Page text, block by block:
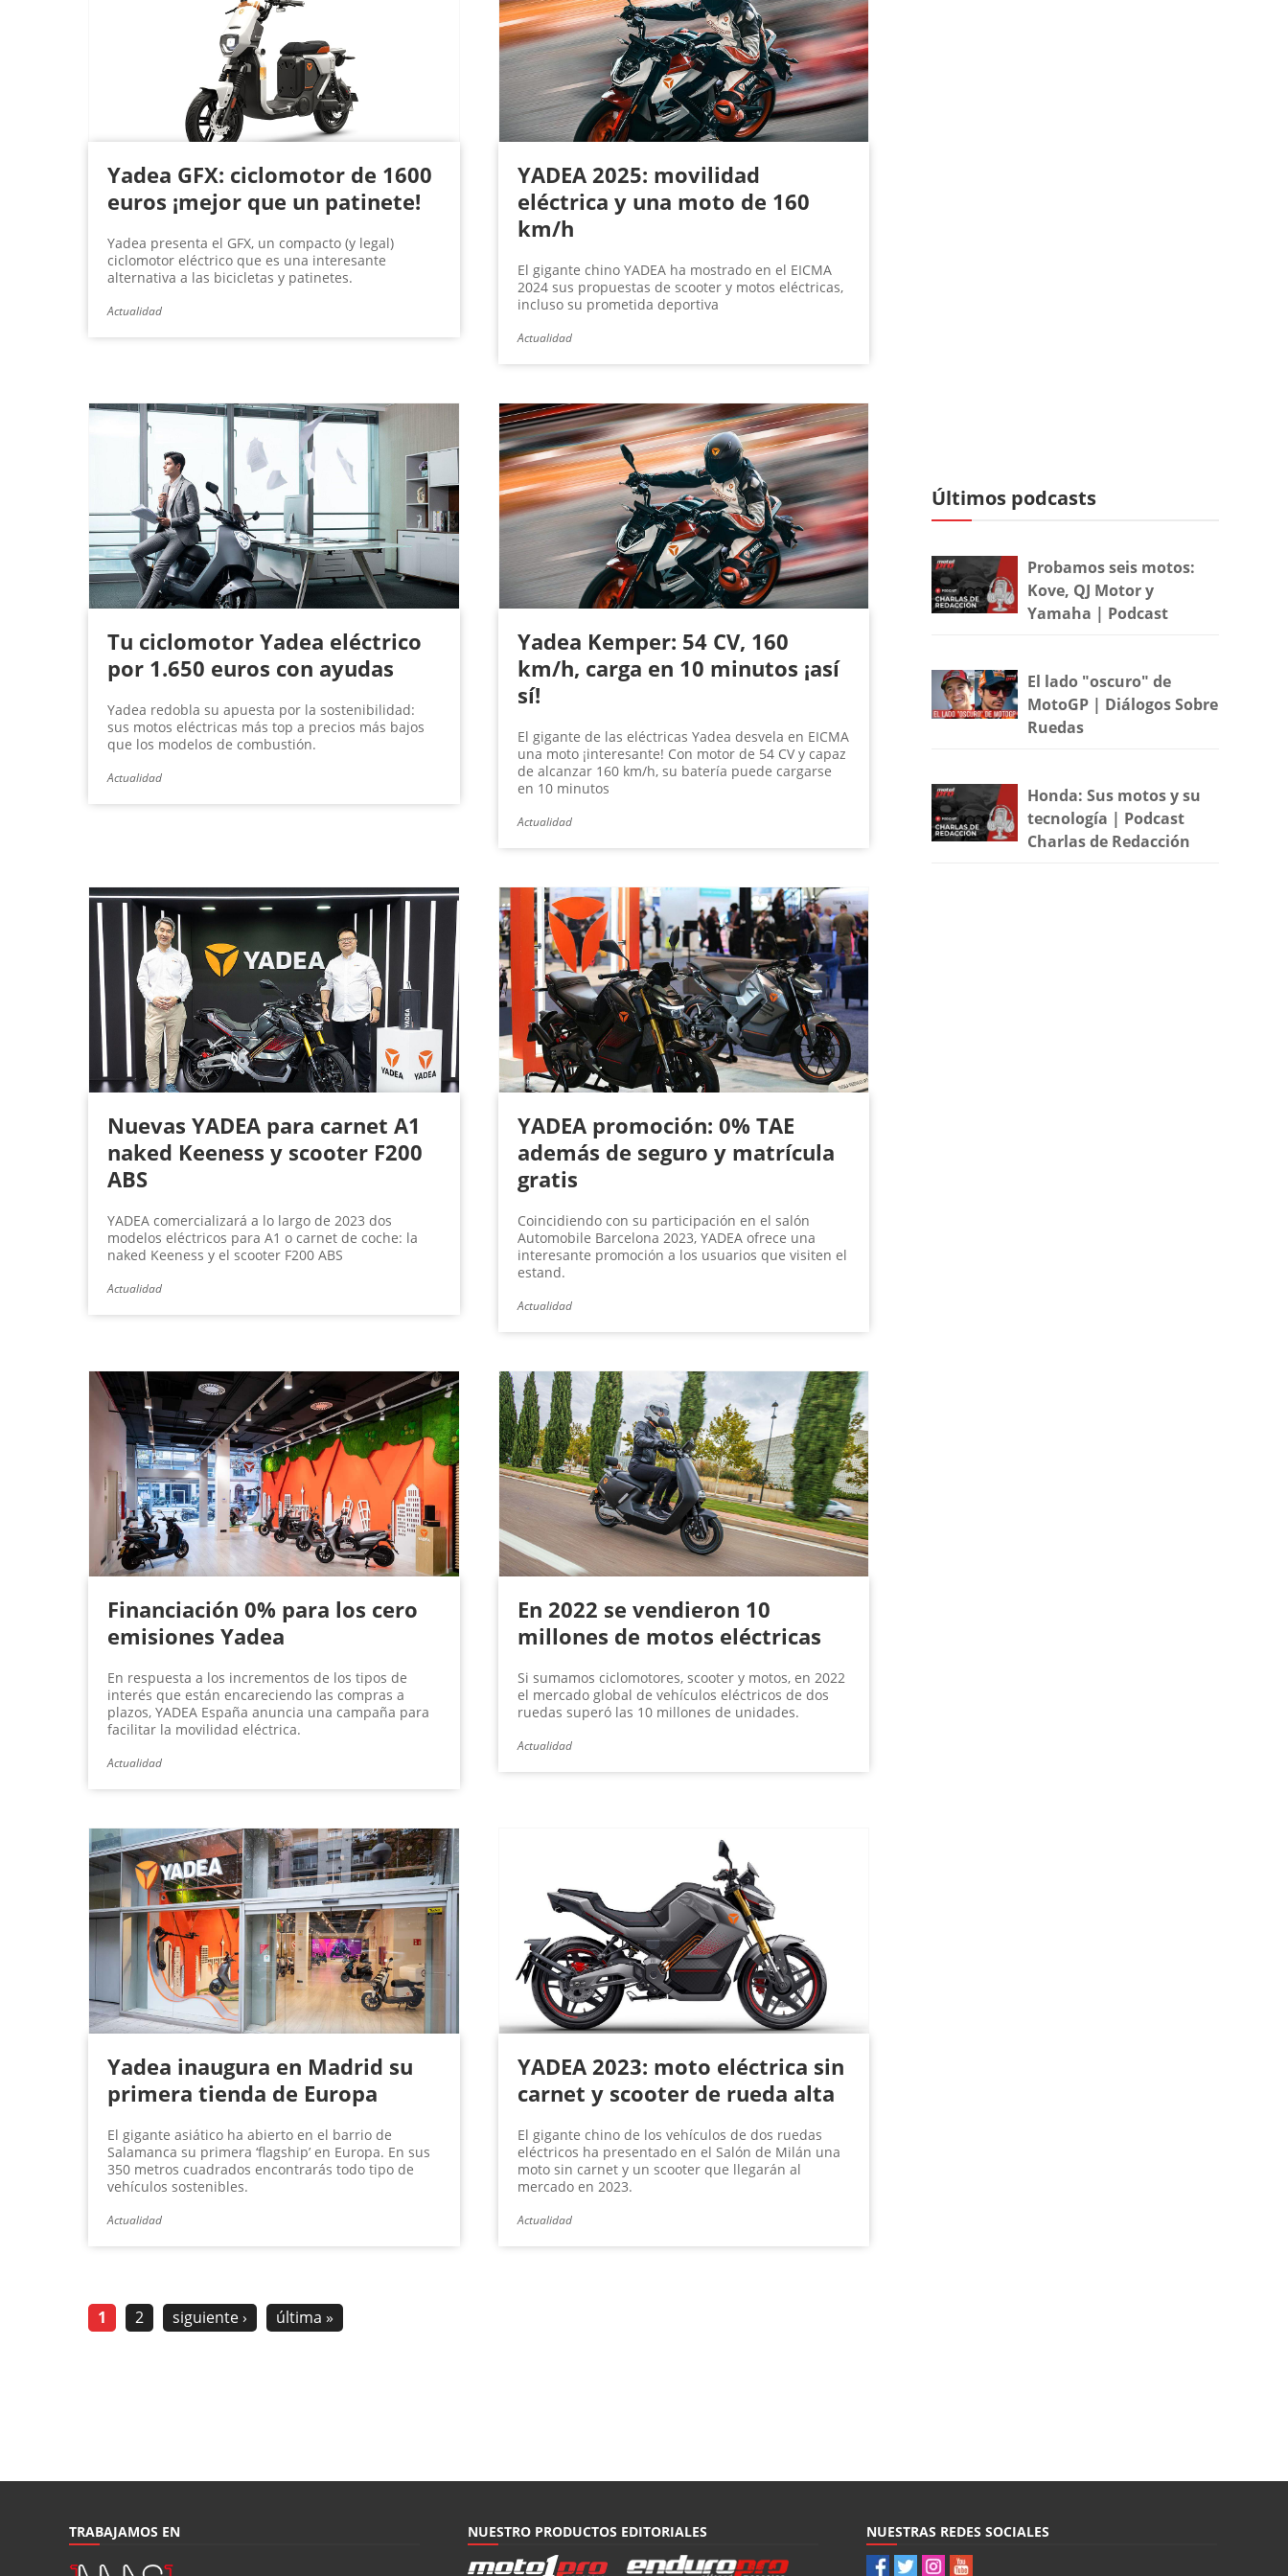
Yadea GFX: ciclomotor de 1600
euros ¡mejor que un patinete!
Yadea presenta el GFX, un compacto (y legal)
ciclomotor eléctrico que es una interesante
alternativa a las bicicletas y patinetes.
Actualidad
YADEA 2025: movilidad
eléctrica y una moto de 160
km/h
El gigante chino YADEA ha mostrado en el EICMA
2024 sus propuestas de scooter y motos eléctricas,
incluso su prometida deportiva
Actualidad
Tu ciclomotor Yadea eléctrico
por 1.650 euros con ayudas
Yadea redobla su apuesta por la sostenibilidad:
sus motos eléctricas más top a precios más bajos
que los modelos de combustión.
Actualidad
Yadea Kemper: 54 CV, 160
km/h, carga en 10 minutos ¡así
sí!
El gigante de las eléctricas Yadea desvela en EICMA
una moto ¡interesante! Con motor de 54 CV y capaz
de alcanzar 160 km/h, su batería puede cargarse
en 10 minutos
Actualidad
Nuevas YADEA para carnet A1
naked Keeness y scooter F200
ABS
YADEA comercializará a lo largo de 2023 dos
modelos eléctricos para A1 o carnet de coche: la
naked Keeness y el scooter F200 ABS
Actualidad
YADEA promoción: 0% TAE
además de seguro y matrícula
gratis
Coincidiendo con su participación en el salón
Automobile Barcelona 2023, YADEA ofrece una
interesante promoción a los usuarios que visiten el
estand.
Actualidad
Financiación 0% para los cero
emisiones Yadea
En respuesta a los incrementos de los tipos de
interés que están encareciendo las compras a
plazos, YADEA España anuncia una campaña para
facilitar la movilidad eléctrica.
Actualidad
En 2022 se vendieron 10
millones de motos eléctricas
Si sumamos ciclomotores, scooter y motos, en 2022
el mercado global de vehículos eléctricos de dos
ruedas superó las 10 millones de unidades.
Actualidad
Yadea inaugura en Madrid su
primera tienda de Europa
El gigante asiático ha abierto en el barrio de
Salamanca su primera ‘flagship’ en Europa. En sus
350 metros cuadrados encontrarás todo tipo de
vehículos sostenibles.
Actualidad
YADEA 2023: moto eléctrica sin
carnet y scooter de rueda alta
El gigante chino de los vehículos de dos ruedas
eléctricos ha presentado en el Salón de Milán una
moto sin carnet y un scooter que llegarán al
mercado en 2023.
Actualidad
1 2 siguiente › última »
Últimos podcasts
Probamos seis motos:
Kove, QJ Motor y
Yamaha | Podcast
El lado "oscuro" de
MotoGP | Diálogos Sobre
Ruedas
Honda: Sus motos y su
tecnología | Podcast
Charlas de Redacción
TRABAJAMOS EN NUESTRO PRODUCTOS EDITORIALES NUESTRAS REDES SOCIALES